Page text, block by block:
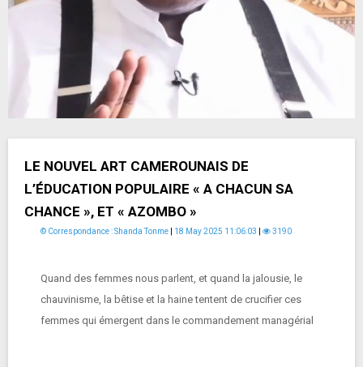
LE NOUVEL ART CAMEROUNAIS DE
L’ÉDUCATION POPULAIRE « A CHACUN SA
CHANCE », ET « AZOMBO »
© Correspondance : Shanda Tonme 18 May 2025 11:06:03 3190
Quand des femmes nous parlent, et quand la jalousie, le
chauvinisme, la bêtise et la haine tentent de crucifier ces
femmes qui émergent dans le commandement managérial